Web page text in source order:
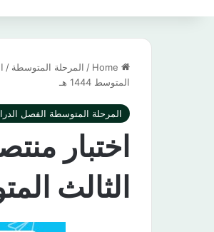
/ المرحلة المتوسطة /
المتوسط 1444 هـ
المرحلة المتوسطة الفصل
اختبار
الثالث